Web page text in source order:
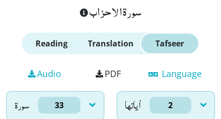
سورة الاحزاب
Reading Translation Tafseer
Audio PDF Language
سورۃ 33 اٰياتها 2